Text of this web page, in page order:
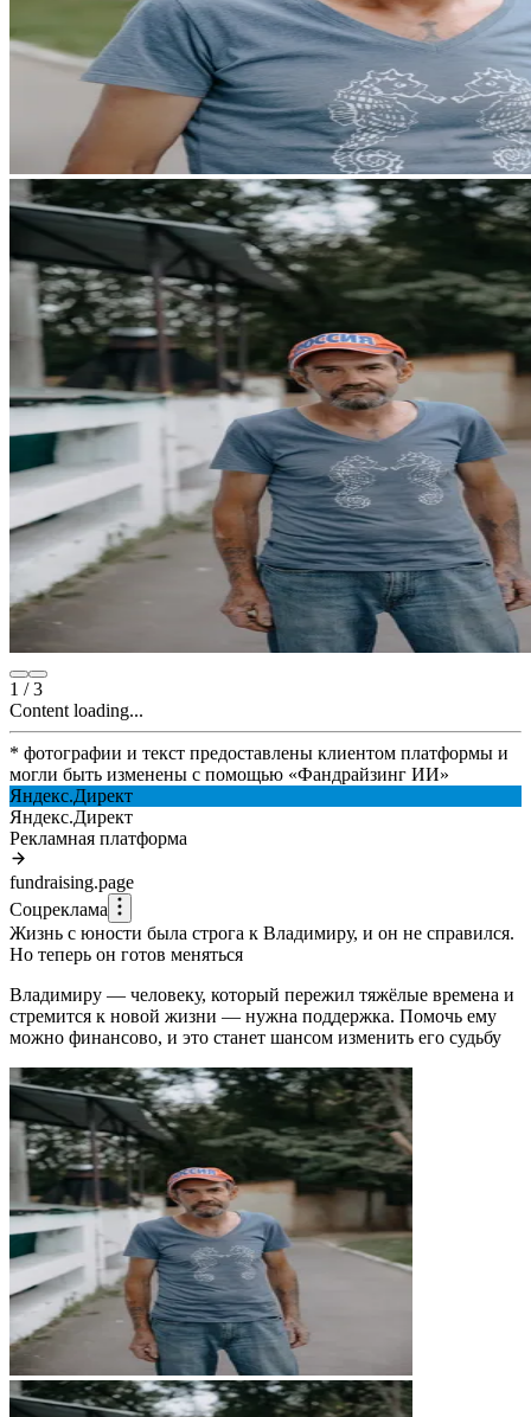
1 /3
Content loading...
* фотографии и текст предоставлены клиентом платформы и
могли быть изменены с помощью «Фандрайзинг ИИ»
Яндекс.Директ
Яндекс.Директ
Рекламная платформа
fundraising.page
Соцреклама
Жизнь с юности была строга к Владимиру, и он не справился.
Но теперь он готов меняться
Владимиру — человеку, который пережил тяжёлые времена и
стремится к новой жизни — нужна поддержка. Помочь ему
можно финансово, и это станет шансом изменить его судьбу